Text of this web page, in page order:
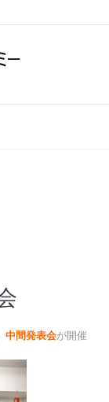
中間発表会が開催